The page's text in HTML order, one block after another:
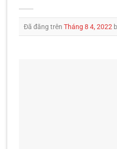
Đã đăng trên Tháng 8 4, 2022